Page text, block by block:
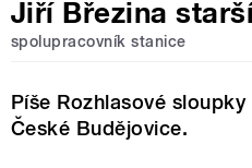
Jiří Březina
spolupracovník stanice
Píše Rozhlasové
České Budějovice.